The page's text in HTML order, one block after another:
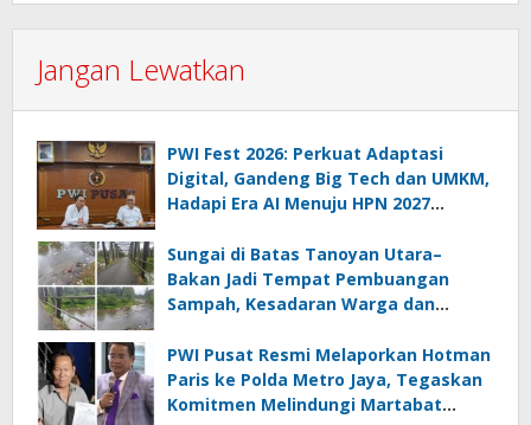
Jangan Lewatkan
PWI Fest 2026: Perkuat Adaptasi
Digital, Gandeng Big Tech dan UMKM,
Hadapi Era AI Menuju HPN 2027
Sungai di Batas Tanoyan Utara–
Bakan Jadi Tempat Pembuangan
Sampah, Kesadaran Warga dan
PWI Pusat Resmi Melaporkan Hotman
Paris ke Polda Metro Jaya, Tegaskan
Komitmen Melindungi Martabat